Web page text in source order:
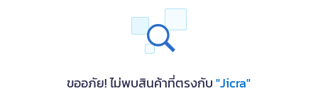
ขออภัย! ไม่พบสินค้าที่ตรงกับ"Jicra"